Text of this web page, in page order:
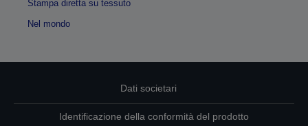
Stampa diretta su tessuto
Nel mondo
Dati societari
Identificazione della conformità del prodotto